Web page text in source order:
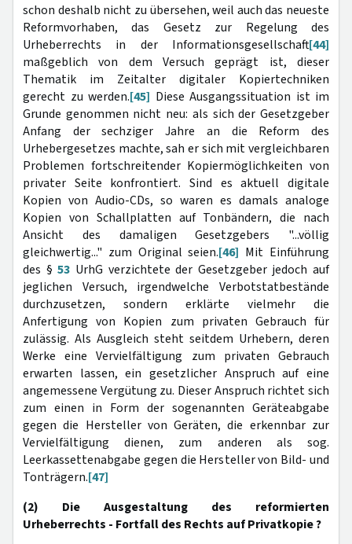
schon deshalb nicht zu übersehen, weil auch das neueste
Reformvorhaben, das Gesetz zur Regelung des
Urheberrechts in der Informationsgesellschaft[44]
maßgeblich von dem Versuch geprägt ist, dieser
Thematik im Zeitalter digitaler Kopiertechniken
gerecht zu werden.[45] Diese Ausgangssituation ist im
Grunde genommen nicht neu: als sich der Gesetzgeber
Anfang der sechziger Jahre an die Reform des
Urhebergesetzes machte, sah er sich mit vergleichbaren
Problemen fortschreitender Kopiermöglichkeiten von
privater Seite konfrontiert. Sind es aktuell digitale
Kopien von Audio-CDs, so waren es damals analoge
Kopien von Schallplatten auf Tonbändern, die nach
Ansicht des damaligen Gesetzgebers "...völlig
gleichwertig..." zum Original seien.[46] Mit Einführung
des §53 UrhG verzichtete der Gesetzgeber jedoch auf
jeglichen Versuch, irgendwelche Verbotstatbestände
durchzusetzen, sondern erklärte vielmehr die
Anfertigung von Kopien zum privaten Gebrauch für
zulässig. Als Ausgleich steht seitdem Urhebern, deren
Werke eine Vervielfältigung zum privaten Gebrauch
erwarten lassen, ein gesetzlicher Anspruch auf eine
angemessene Vergütung zu. Dieser Anspruch richtet sich
zum einen in Form der sogenannten Geräteabgabe
gegen die Hersteller von Geräten, die erkennbar zur
Vervielfältigung dienen, zum anderen als sog.
Leerkassettenabgabe gegen die Hersteller von Bild- und
Tonträgern.[47]
(2) Die Ausgestaltung des reformierten
Urheberrechts - Fortfall des Rechts auf Privatkopie ?